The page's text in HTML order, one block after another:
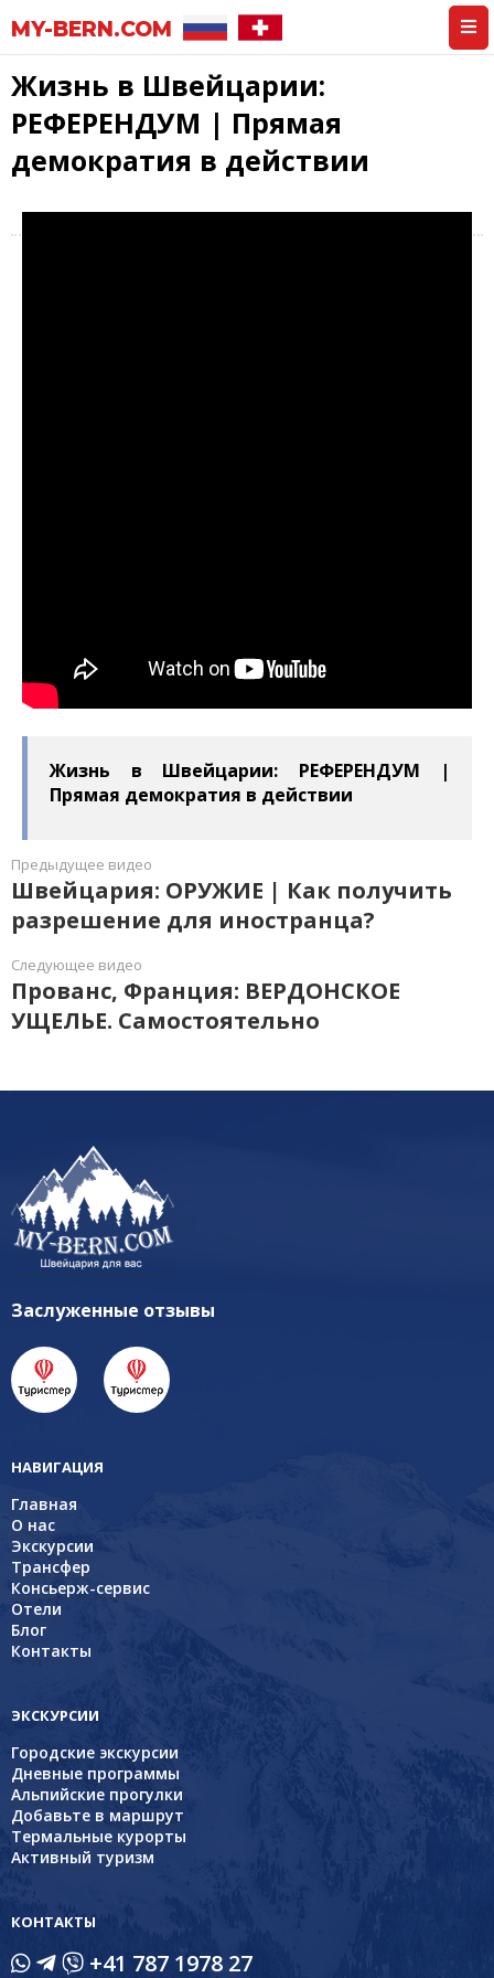
MY-BERN.COM
Жизнь в Швейцарии:
РЕФЕРЕНДУМ | Прямая
демократия в действии
Жизнь в Швейцарии: РЕФЕРЕНДУМ |
Прямая демократия в действии
Предыдущее видео
Швейцария: ОРУЖИЕ | Как получить
разрешение для иностранца?
Следующее видео
Прованс, Франция: ВЕРДОНСКОЕ
УЩЕЛЬЕ. Самостоятельно
Заслуженные отзывы
НАВИГАЦИЯ
Главная
О нас
Экскурсии
Трансфер
Консьерж-сервис
Отели
Блог
Контакты
ЭКСКУРСИИ
Городские экскурсии
Дневные программы
Альпийские прогулки
Добавьте в маршрут
Термальные курорты
Активный туризм
КОНТАКТЫ
+41 787 1978 27